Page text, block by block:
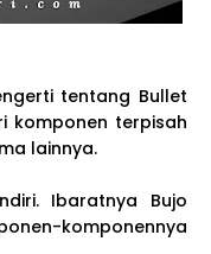
tentang Bullet
komponen terpisah
lainnya.
Ibaratnya Bujo
komponennya